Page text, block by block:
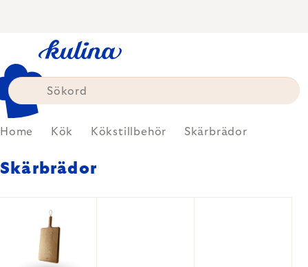
Home Kök Kökstillbehör Skärbrädor
Skärbrädor